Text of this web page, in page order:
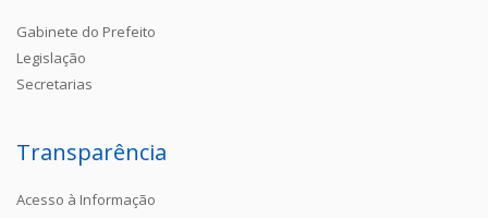
Gabinete do Prefeito
Legislação
Secretarias
Transparência
Acesso à Informação